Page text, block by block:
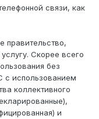
связи, как
правительство,
Скорее всего
без
с использованием
коллективного
и